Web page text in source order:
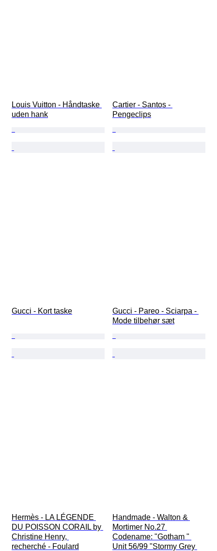
Louis Vuitton - Håndtaske
uden hank
Cartier - Santos -
Pengeclips
Gucci - Kort taske
Gucci - Pareo - Sciarpa -
Mode tilbehør sæt
Hermès - LA LÉGENDE
DU POISSON CORAIL by
Christine Henry,
recherché - Foulard
Handmade - Walton &
Mortimer No.27
Codename: "Gotham "
Unit 56/99 "Stormy Grey